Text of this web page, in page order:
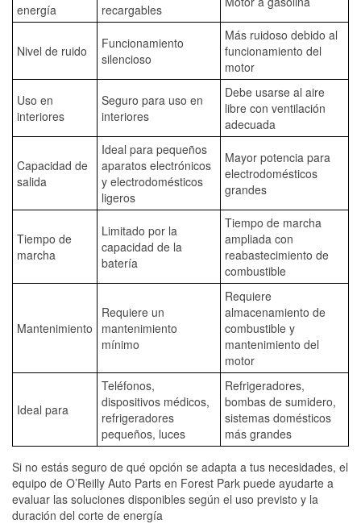
energía
recargables
Nivel de ruido
Funcionamiento
silencioso
Más ruidoso debido al
funcionamiento del
motor
Uso en
interiores
Seguro para uso en
interiores
Debe usarse al aire
libre con ventilación
adecuada
Capacidad de
salida
Ideal para pequeños
aparatos electrónicos
y electrodomésticos
ligeros
Mayor potencia para
electrodomésticos
grandes
Tiempo de
marcha
Limitado por la
capacidad de la
batería
Tiempo de marcha
ampliada con
reabastecimiento de
combustible
Mantenimiento
Requiere un
mantenimiento
mínimo
Requiere
almacenamiento de
combustible y
mantenimiento del
motor
Ideal para
Teléfonos,
dispositivos médicos,
refrigeradores
pequeños, luces
Refrigeradores,
bombas de sumidero,
sistemas domésticos
más grandes
Si no estás seguro de qué opción se adapta a tus necesidades, el
equipo de O’Reilly Auto Parts en Forest Park puede ayudarte a
evaluar las soluciones disponibles según el uso previsto y la
duración del corte de energía